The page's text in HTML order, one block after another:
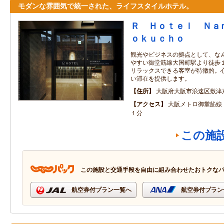
モダンな雰囲気で統一された、ライフスタイルホテル。
Ｒ Ｈｏｔｅｌ Ｎａ
ｏｋｕｃｈｏ
観光やビジネスの拠点として、な
やすい御堂筋線大国町駅より徒歩
リラックスできる客室が特徴的。
い滞在を提供します。
住所
大阪府大阪市浪速区敷津
アクセス
大阪メトロ御堂筋
１分
この施
この施設と交通手段を自由に組み合わせたおトクな
航空券付プラン一覧へ 航空券付プラ